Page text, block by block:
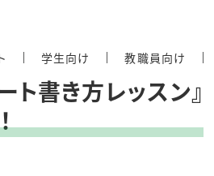
学生向け 教職員向け
書き方レッスン』